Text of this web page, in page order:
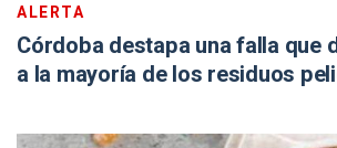
ALERTA
Córdoba destapa una falla que
a la mayoría de los residuos